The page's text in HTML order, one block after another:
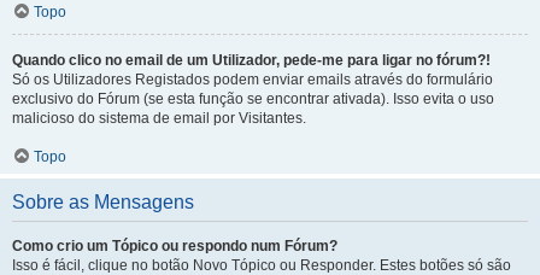
Topo
Quando clico no email de um Utilizador, pede-me para ligar no fórum?!
Só os Utilizadores Registados podem enviar emails através do formulário
exclusivo do Fórum (se esta função se encontrar ativada). Isso evita o uso
malicioso do sistema de email por Visitantes.
Topo
Sobre as Mensagens
Como crio um Tópico ou respondo num Fórum?
Isso é fácil, clique no botão Novo Tópico ou Responder. Estes botões só são